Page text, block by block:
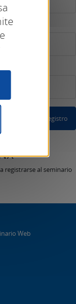
Confirmar Registro
registrarse al seminario
Web